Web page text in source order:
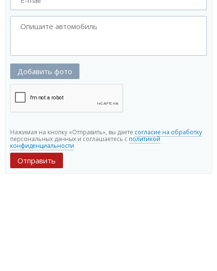
Добавить фото
Нажимая на кнопку «Отправить», вы даете согласие на обработку
персональных данных и соглашаетесь cполитикой
конфиденциальности